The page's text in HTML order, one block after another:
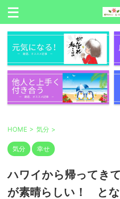
HOME > 気分 >
気分 幸せ
ハワイから帰ってき
が素晴らしい！ とな